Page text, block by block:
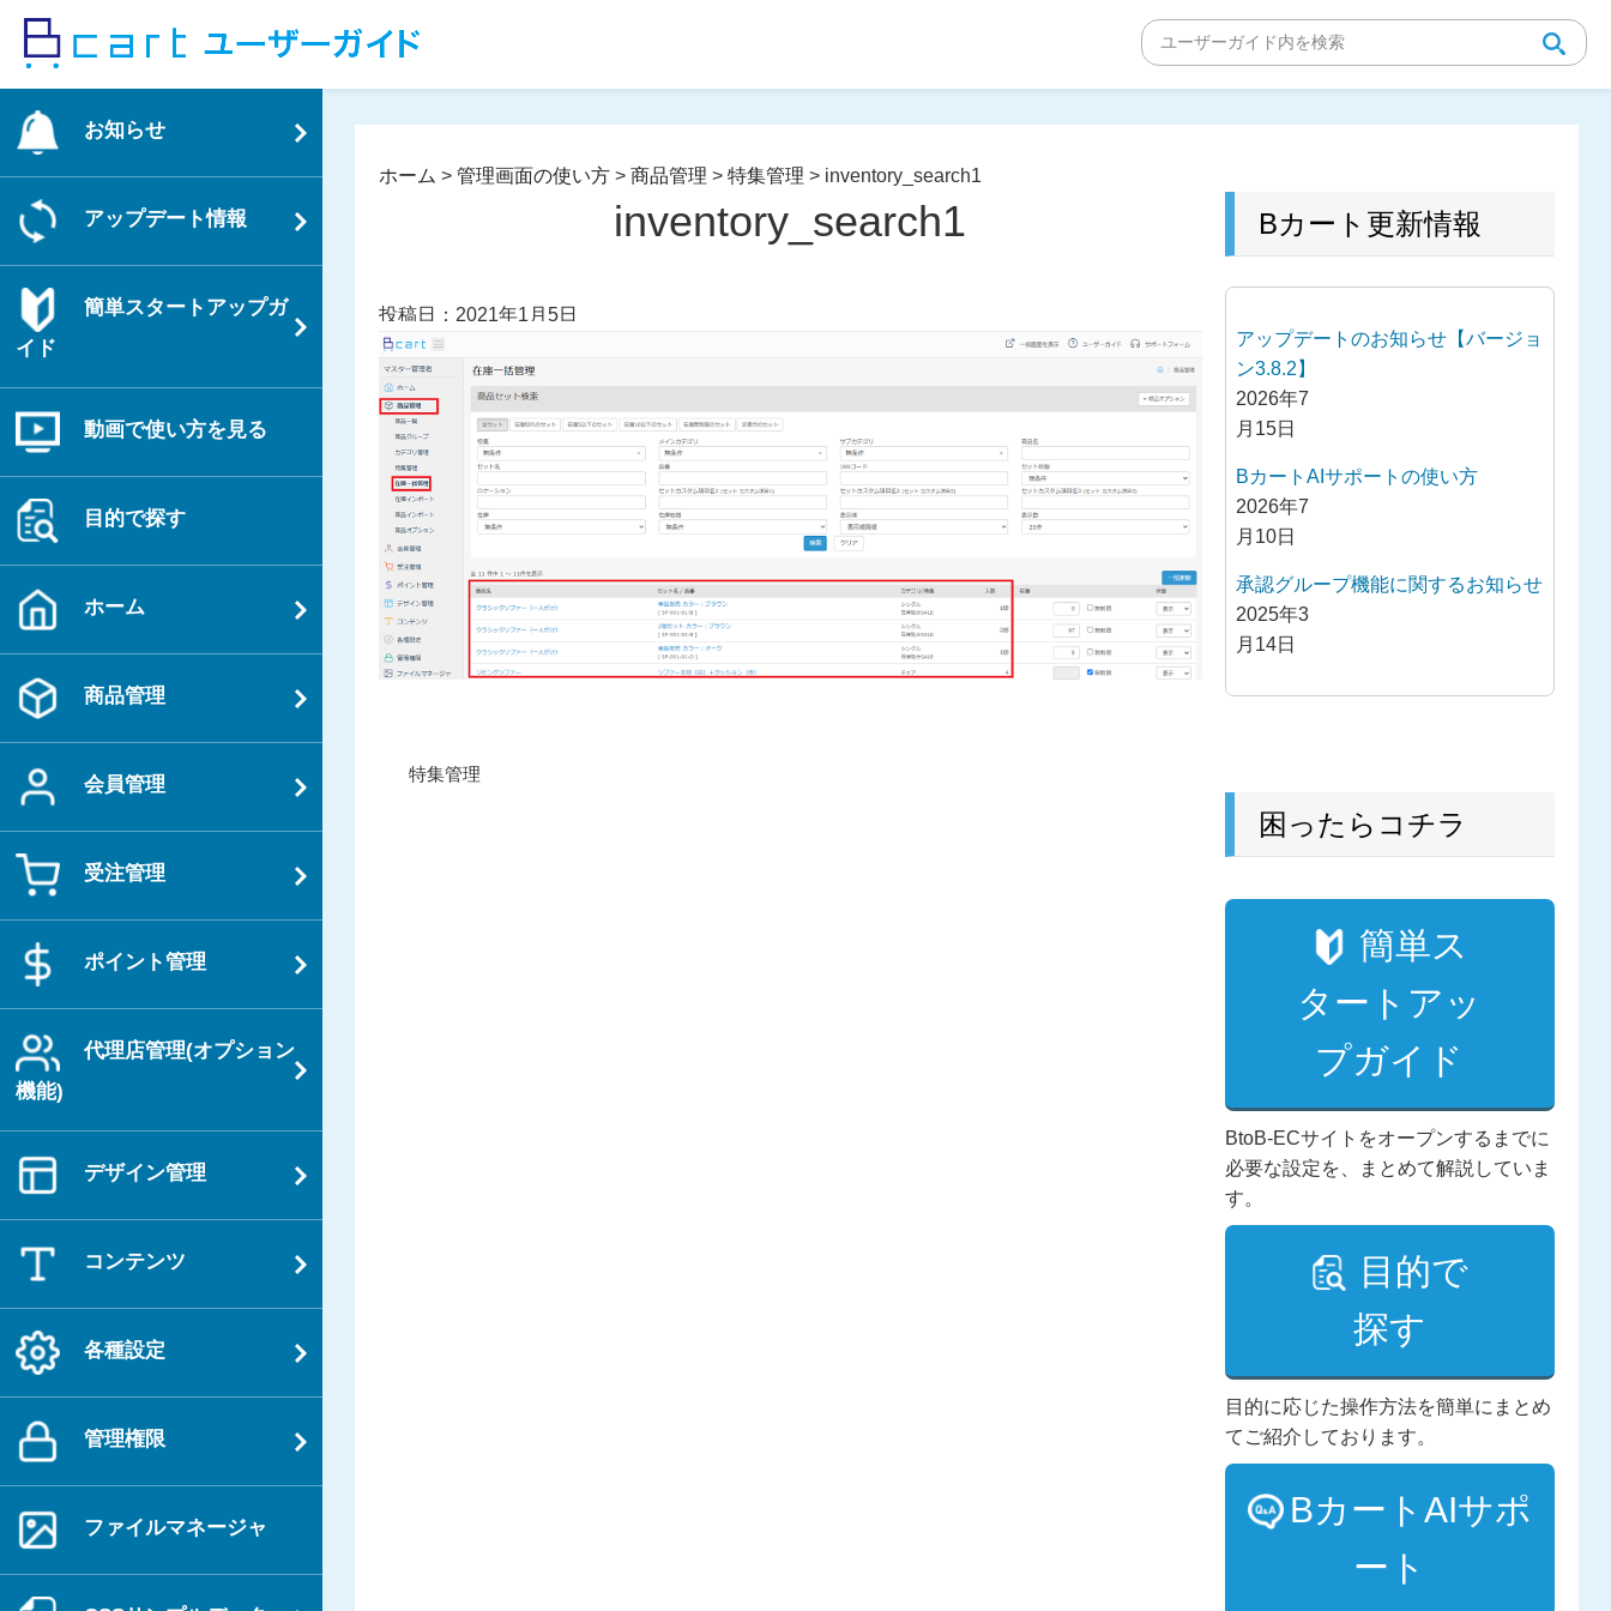
ッ
お知らせ
アップデート情報
簡単スタートアップガ
イド
動画で使い方を見る
目的で探す
ホーム
商品管理
会員管理
受注管理
ポイント管理
代理店管理(オプション
機能)
デザイン管理
コンテンツ
各種設定
管理権限
ファイルマネージャ
ホーム >管理画面の使い方 >商品管理 >特集管理 > inventory_search1
inventory_search1
投稿日：2021年1月5日
過
特集管理
Bカート更新情報
アップデートのお知らせ【バージョ
ン3.8.2】
2026年7
月15日
BカートAIサポートの使い方
2026年7
月10日
承認グループ機能に関するお知らせ
2025年3
月14日
困ったらコチラ
簡単ス
タートアッ
プガイド
BtoB-ECサイトをオープンするまでに
必要な設定を、まとめて解説していま
す。
目的で
探す
目的に応じた操作方法を簡単にまとめ
てご紹介しております。
BカートAIサポ
ート